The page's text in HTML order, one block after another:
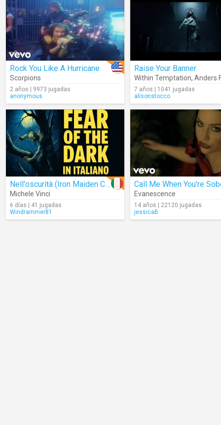
Rock You Like A Hurricane
Scorpions
2 años | 9973 jugadas
anonymous
Raise Your Banner
Within Temptation, Anders
7 años | 1041 jugadas
alisonstocco
Nell'oscurità (Iron Maiden Cover)
Michele Vinci
6 días | 41 jugadas
Windrammer81
Call Me When You're
Evanescence
14 años | 22120 jugadas
jessicaB